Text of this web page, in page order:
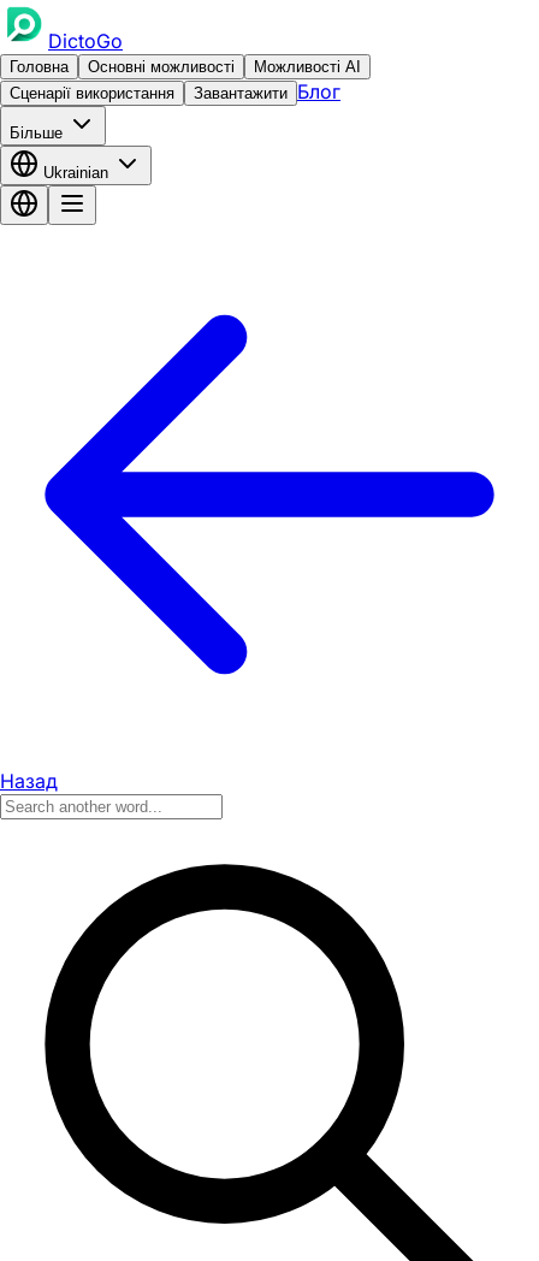
DictoGo
Головна Основні можливості
Можливості AI
Сценарії використання
Завантажити Блог
Більше
Ukrainian
Назад